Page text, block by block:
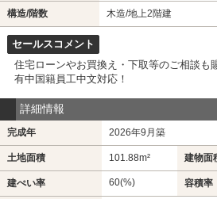
構造/階数 木造/地上2階建
セールスコメント
住宅ローンやお買換え・下取等のご相談も
有中国籍員工中文対応！
詳細情報
完成年 2026年9月築
土地面積 101.88m² 建物面
建ぺい率 60(%) 容積率